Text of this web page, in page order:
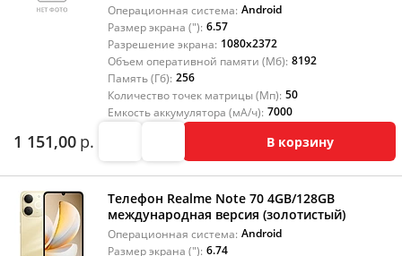
Операционная система: Android
Размер экрана ("): 6.57
Разрешение экрана: 1080x2372
Объем оперативной памяти (Мб): 8192
Память (Гб): 256
Количество точек матрицы (Мп): 50
Емкость аккумулятора (мА/ч): 7000
1 151,00 р. В корзину
Телефон Realme Note 70 4GB/128GB
международная версия (золотистый)
Операционная система: Android
Размер экрана ("): 6.74